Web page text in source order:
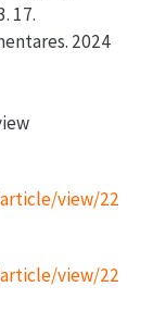
17.
2024
view/224/
view/224